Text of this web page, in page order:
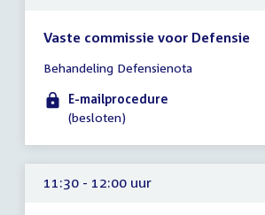
Vaste commissie voor Defensie
vergadering
tot
11:00
Behandeling Defensienota
E-mailprocedure
(besloten)
11:30 - 12:00 uur